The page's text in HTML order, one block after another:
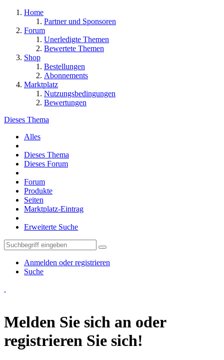
Home
Partner und Sponsoren
Forum
Unerledigte Themen
Bewertete Themen
Shop
Bestellungen
Abonnements
Marktplatz
Nutzungsbedingungen
Bewertungen
Dieses Thema
Alles
Dieses Thema
Dieses Forum
Forum
Produkte
Seiten
Marktplatz-Eintrag
Erweiterte Suche
Anmelden oder registrieren
Suche
Melden Sie sich an oder
registrieren Sie sich!